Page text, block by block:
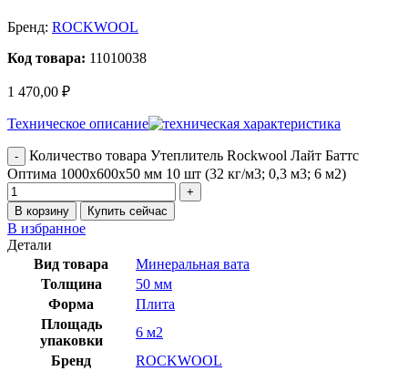
Бренд: ROCKWOOL
Код товара: 11010038
1 470,00 ₽
Техническое описание
Количество товара Утеплитель Rockwool Лайт Баттс
Оптима 1000х600х50 мм 10 шт (32 кг/м3; 0,3 м3; 6 м2)
В корзину Купить сейчас
В избранное
Детали
Вид товара
Минеральная вата
Толщина
50 мм
Форма
Плита
Площадь
упаковки
6 м2
Бренд
ROCKWOOL